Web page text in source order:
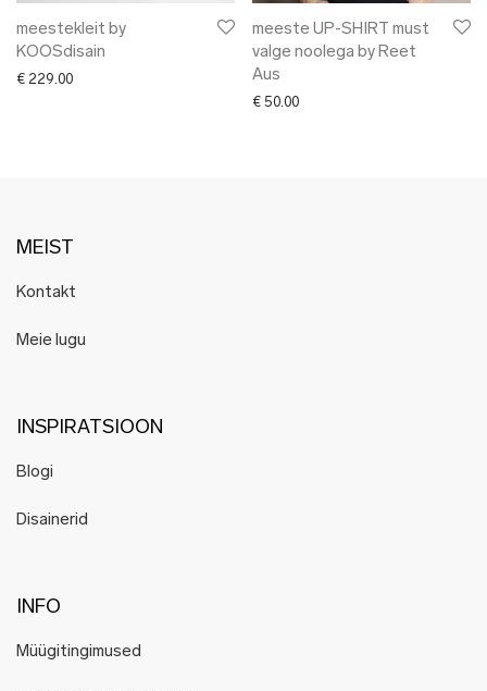
meestekleit by
KOOSdisain
€ 229.00
meeste UP-SHIRT must
valge noolega by Reet
Aus
€ 50.00
MEIST
Kontakt
Meie lugu
INSPIRATSIOON
Blogi
Disainerid
INFO
Müügitingimused